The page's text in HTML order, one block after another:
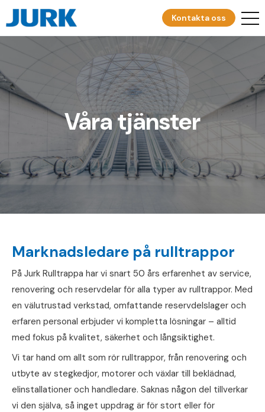
Kontakta oss
Våra tjänster
Marknadsledare på rulltrappor
På Jurk Rulltrappa har vi snart 50 års erfarenhet av service,
renovering och reservdelar för alla typer av rulltrappor. Med
en välutrustad verkstad, omfattande reservdelslager och
erfaren personal erbjuder vi kompletta lösningar – alltid
med fokus på kvalitet, säkerhet och långsiktighet.
Vi tar hand om allt som rör rulltrappor, från renovering och
utbyte av stegkedjor, motorer och växlar till beklädnad,
elinstallationer och handledare. Saknas någon del tillverkar
vi den själva, så inget uppdrag är för stort eller för